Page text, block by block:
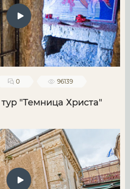
0 96139
"Темница Христа"